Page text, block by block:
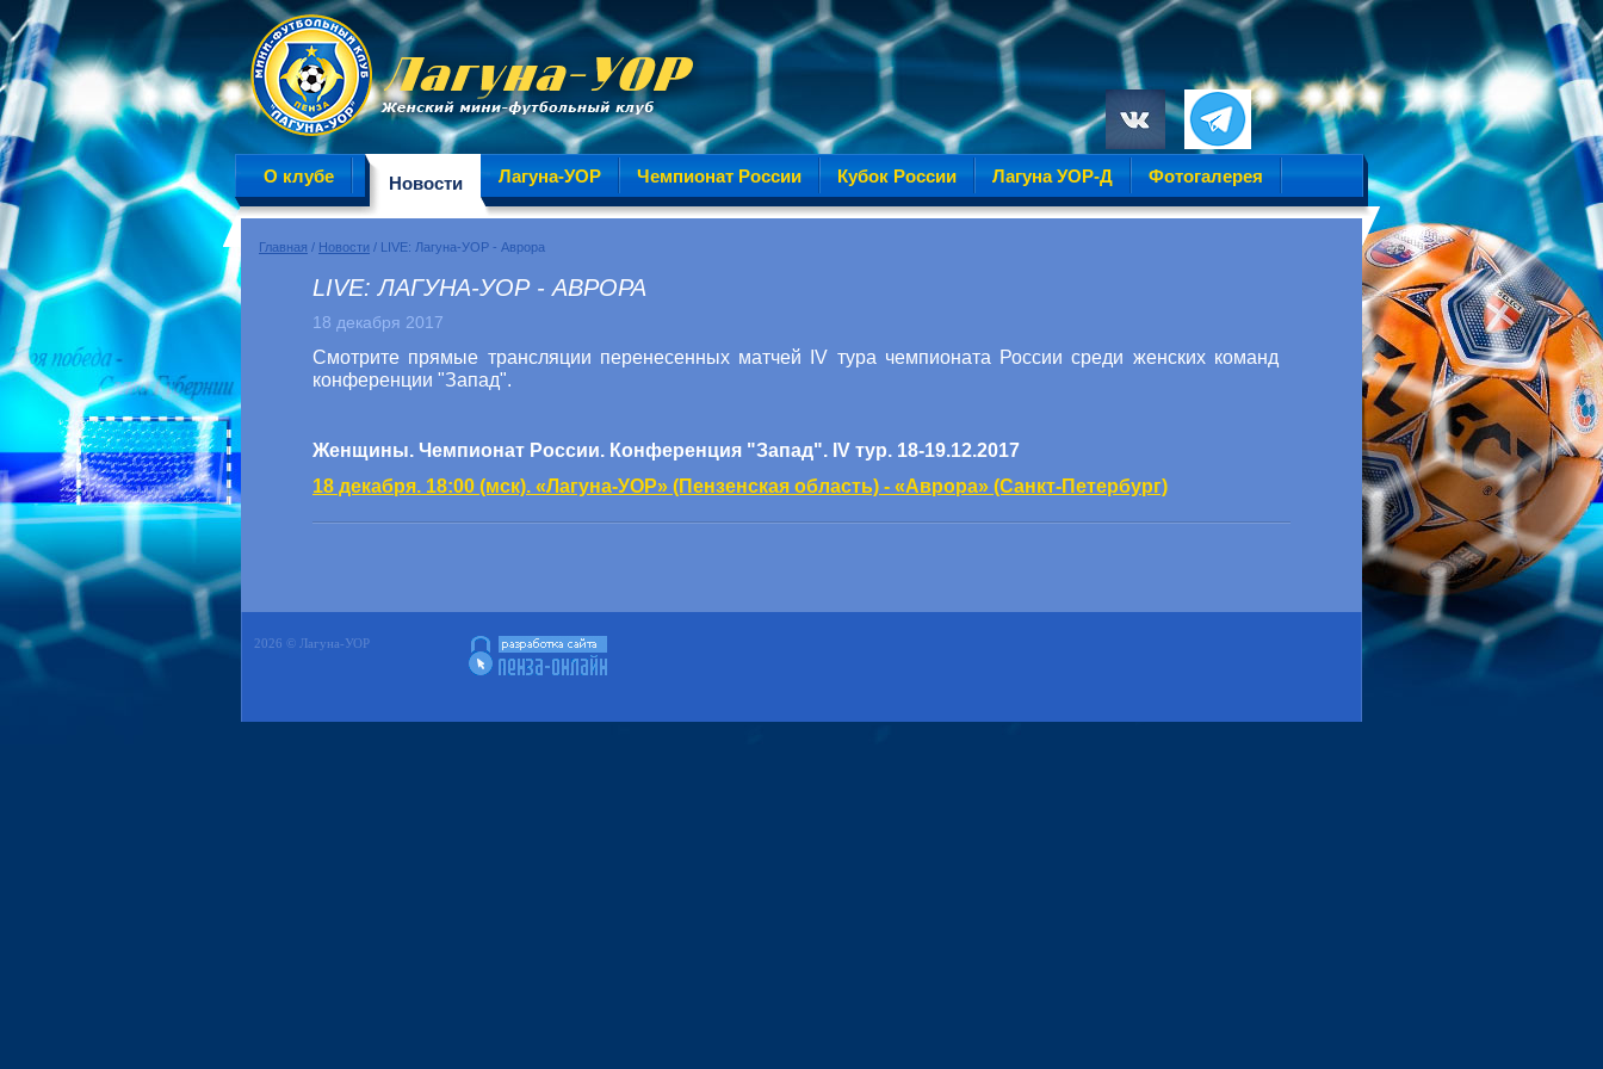
О клубе Новости Лагуна-УОР Чемпионат России Кубок России Лагуна УОР-Д Фотогалерея
Главная / Новости / LIVE: Лагуна-УОР - Аврора
LIVE: ЛАГУНА-УОР - АВРОРА
18 декабря 2017
Смотрите прямые трансляции перенесенных матчей IV тура чемпионата России среди женских команд
конференции "Запад".
Женщины. Чемпионат России. Конференция "Запад". IV тур. 18-19.12.2017
18 декабря. 18:00 (мск). «Лагуна-УОР» (Пензенская область) - «Аврора» (Санкт-Петербург)
2026 © Лагуна-УОР